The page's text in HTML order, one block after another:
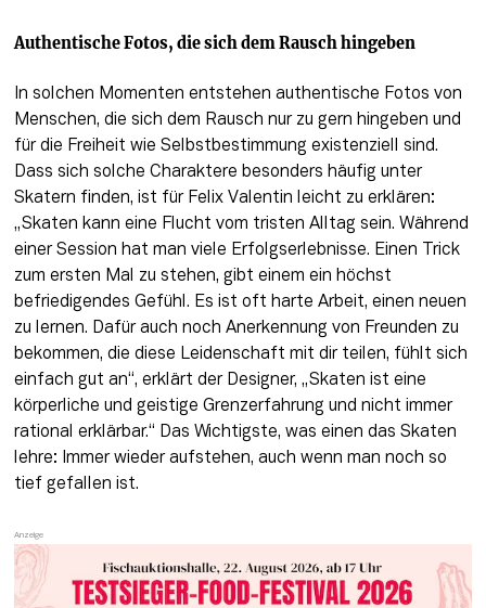
Authentische Fotos, die sich dem Rausch hingeben
In solchen Momenten entstehen authentische Fotos von
Menschen, die sich dem Rausch nur zu gern hingeben und
für die Freiheit wie Selbstbestimmung existenziell sind.
Dass sich solche Charaktere besonders häufig unter
Skatern finden, ist für Felix Valentin leicht zu erklären:
„Skaten kann eine Flucht vom tristen Alltag sein. Während
einer Session hat man viele Erfolgserlebnisse. Einen Trick
zum ersten Mal zu stehen, gibt einem ein höchst
befriedigendes Gefühl. Es ist oft harte Arbeit, einen neuen
zu lernen. Dafür auch noch Anerkennung von Freunden zu
bekommen, die diese Leidenschaft mit dir teilen, fühlt sich
einfach gut an“, erklärt der Designer, „Skaten ist eine
körperliche und geistige Grenzerfahrung und nicht immer
rational erklärbar.“ Das Wichtigste, was einen das Skaten
lehre: Immer wieder aufstehen, auch wenn man noch so
tief gefallen ist.